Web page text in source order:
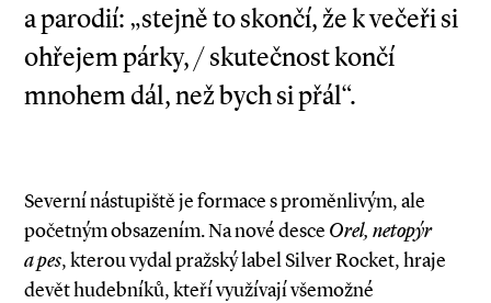
a parodií: „stejně to skončí, že k večeři si
ohřejem párky, / skutečnost končí
mnohem dál, než bych si přál“.
Severní nástupiště je formace s proměnlivým, ale
početným obsazením. Na nové desce Orel, netopýr
a pes, kterou vydal pražský label Silver Rocket, hraje
devět hudebníků, kteří vy­­užívají všemožné